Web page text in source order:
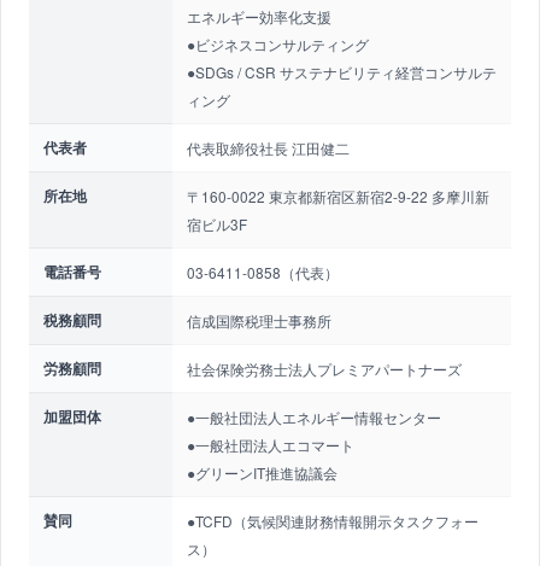
エネルギー効率化支援
●ビジネスコンサルティング
●SDGs / CSR サステナビリティ経営コンサルテ
ィング
代表者 代表取締役社長 江田健二
所在地
〒160-0022 東京都新宿区新宿2-9-22 多摩川新
宿ビル3F
電話番号 03-6411-0858（代表）
税務顧問 信成国際税理士事務所
労務顧問 社会保険労務士法人プレミアパートナーズ
加盟団体
●一般社団法人エネルギー情報センター
●一般社団法人エコマート
●グリーンIT推進協議会
賛同
●TCFD（気候関連財務情報開示タスクフォー
ス）